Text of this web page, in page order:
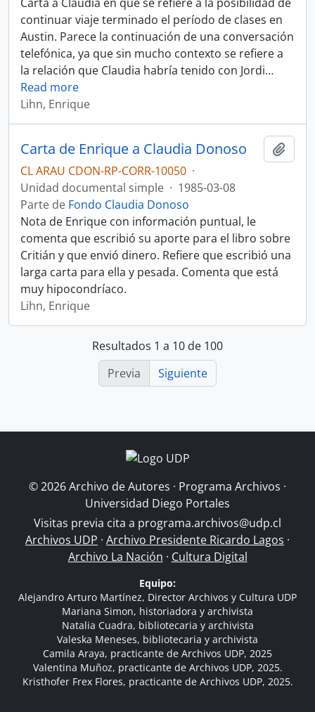
continuar viaje terminado el período de clases en
Austin. Parece la continuación de una conversación
telefónica, ya que sin mucho contexto se refiere a
la relación que Claudia habría tenido con Jordi…
Read more
Lihn, Enrique
Carta de Enrique a Claudia Donoso
CL ARAU CDON-RP-CORR-10050 ·
Unidad documental simple · 1985-03-08
Parte de Fondo Claudia Donoso
Nota de Enrique con información puntual, le
comenta que escribió su aporte para el libro sobre
Critián y que envió dinero. Refiere que escribió una
larga carta para ella y pesada. Comenta que está
muy hipocondríaco.
Lihn, Enrique
Resultados 1 a 10 de 100
Previa
Siguiente
© 2026 Archivo de Autores · Programa Archivos ·
Universidad Diego Portales
Visitas previa cita a programa.archivos@udp.cl
Archivos UDP · Archivo Presidente Ricardo Lagos ·
Archivo La Nación · Cultura Digital
Equipo:
Alejandro Arturo Martínez, Director Archivos y Cultura UDP
Mariana Simon, historiadora y archivista
Natalia Cuadra, bibliotecaria y archivista
Valeska Meneses, bibliotecaria y archivista
Camila Araya, practicante de Archivos UDP, 2025
Valentina Muñoz, practicante de Archivos UDP, 2025.
Kristhofer Frex Flores, practicante de Archivos UDP, 2025.